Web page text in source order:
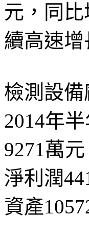
元，同
續高速
檢測設
2014年
9271萬
淨利潤
資產